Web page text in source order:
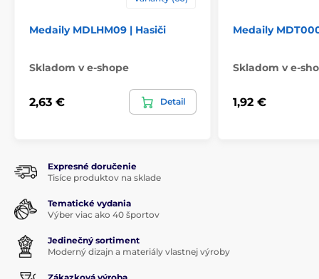
Medaily MDLHM09 | Hasiči
Skladom v e-shope
2,63 € Detail
Medaily
Skladom v e-
1,92 €
Expresné doručenie
Tisíce produktov na sklade
Tematické vydania
Výber viac ako 40 športov
Jedinečný sortiment
Moderný dizajn a materiály vlastnej výroby